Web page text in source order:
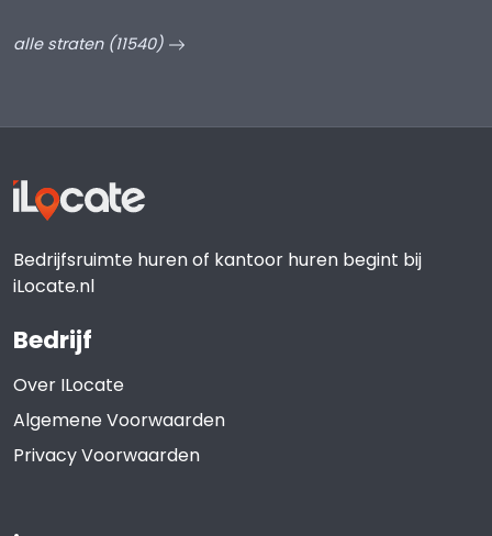
alle straten (11540)
Bedrijfsruimte huren of kantoor huren begint bij
iLocate.nl
Bedrijf
Over ILocate
Algemene Voorwaarden
Privacy Voorwaarden